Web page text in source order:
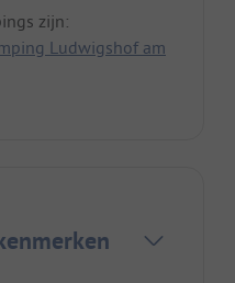
zijn:
Ludwigshof am